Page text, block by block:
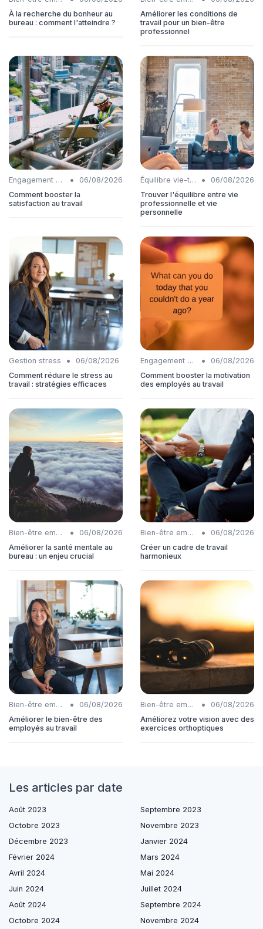
À la recherche du bonheur au
bureau : comment l'atteindre ?
Améliorer les conditions de
travail pour un bien-être
professionnel
Engagement collaborateurs •
06/08/2026
Comment booster la
satisfaction au travail
Équilibre vie-travail •
06/08/2026
Trouver l'équilibre entre vie
professionnelle et vie
personnelle
Gestion stress •
06/08/2026
Comment réduire le stress au
travail : stratégies efficaces
Engagement collaborateurs •
06/08/2026
Comment booster la motivation
des employés au travail
Bien-être employés •
06/08/2026
Améliorer la santé mentale au
bureau : un enjeu crucial
Bien-être employés •
06/08/2026
Créer un cadre de travail
harmonieux
Bien-être employés •
06/08/2026
Améliorer le bien-être des
employés au travail
Bien-être employés •
06/08/2026
Améliorez votre vision avec des
exercices orthoptiques
Les articles par date
Août 2023
Septembre 2023
Octobre 2023
Novembre 2023
Décembre 2023
Janvier 2024
Février 2024
Mars 2024
Avril 2024
Mai 2024
Juin 2024
Juillet 2024
Août 2024
Septembre 2024
Octobre 2024
Novembre 2024